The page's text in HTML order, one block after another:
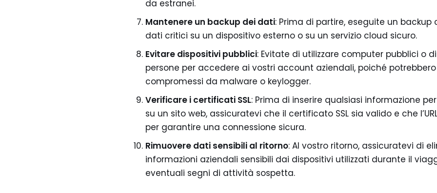
da estranei.
Mantenere un backup dei dati: Prima di partire, eseguite un
dati critici su un dispositivo esterno o su un servizio cloud sicuro.
Evitare dispositivi pubblici: Evitate di utilizzare computer pubblici o
persone per accedere ai vostri account aziendali, poiché
compromessi da malware o keylogger.
Verificare i certificati SSL: Prima di inserire qualsiasi informazione
su un sito web, assicuratevi che il certificato SSL sia valido e che
per garantire una connessione sicura.
Rimuovere dati sensibili al ritorno: Al vostro ritorno, assicuratevi di
informazioni aziendali sensibili dai dispositivi utilizzati durante il
eventuali segni di attività sospetta.